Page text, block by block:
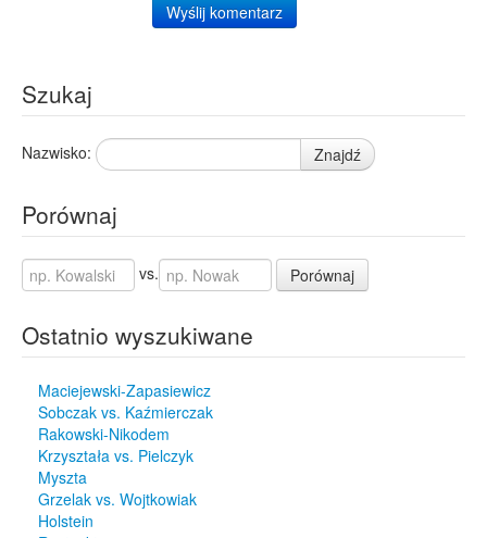
Wyślij komentarz
Szukaj
Nazwisko: Znajdź
Porównaj
vs. Porównaj
Ostatnio wyszukiwane
Maciejewski-Zapasiewicz
Sobczak vs. Kaźmierczak
Rakowski-Nikodem
Krzyształa vs. Pielczyk
Myszta
Grzelak vs. Wojtkowiak
Holstein